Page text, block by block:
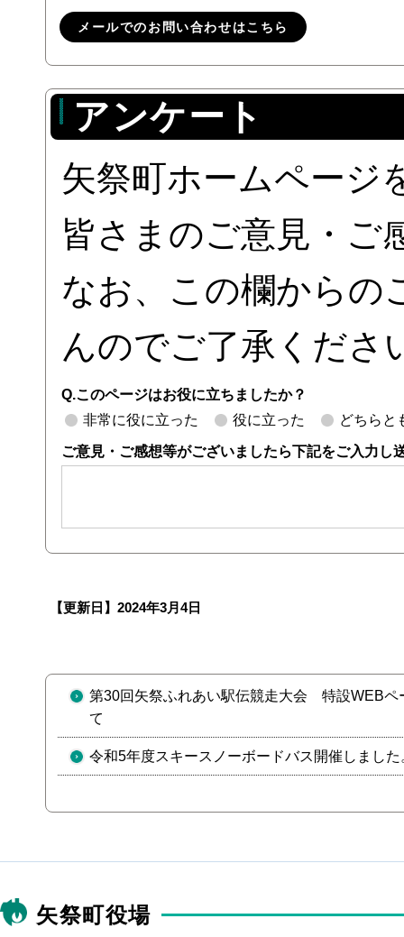
メールでのお問い合わせはこちら
アンケート
矢祭町ホームページ
皆さまのご意見・ご
なお、この欄からの
んのでご了承くださ
Q.このページはお役に立ちましたか？
非常に役に立った
役に立った どちらと
ご意見・ご感想等がございましたら下記をご入力し
【更新日】 2024年3月4日
第30回矢祭ふれあい駅伝競走大会 特設WEBペ
て
令和5年度スキースノーボードバス開催しました
矢祭町役場